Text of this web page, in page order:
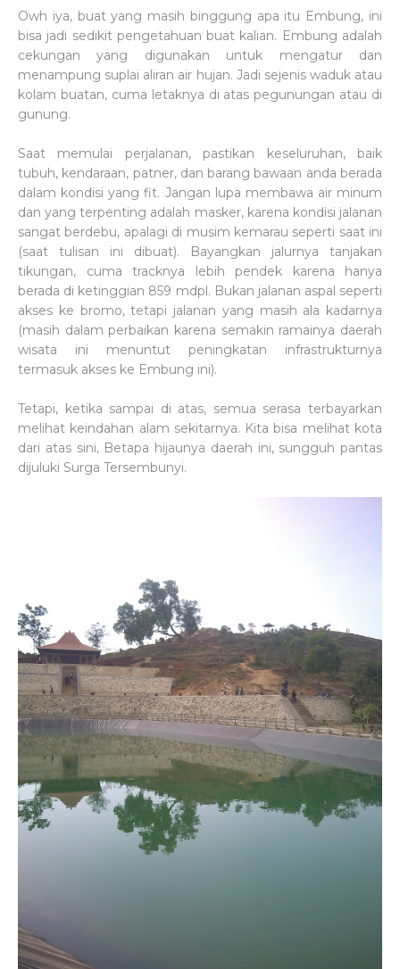
Owh iya, buat yang masih binggung apa itu Embung, ini
bisa jadi sedikit pengetahuan buat kalian. Embung adalah
cekungan yang digunakan untuk mengatur dan
menampung suplai aliran air hujan. Jadi sejenis waduk atau
kolam buatan, cuma letaknya di atas pegunungan atau di
gunung.
Saat memulai perjalanan, pastikan keseluruhan, baik
tubuh, kendaraan, patner, dan barang bawaan anda berada
dalam kondisi yang fit. Jangan lupa membawa air minum
dan yang terpenting adalah masker, karena kondisi jalanan
sangat berdebu, apalagi di musim kemarau seperti saat ini
(saat tulisan ini dibuat). Bayangkan jalurnya tanjakan
tikungan, cuma tracknya lebih pendek karena hanya
berada di ketinggian 859 mdpl. Bukan jalanan aspal seperti
akses ke bromo, tetapi jalanan yang masih ala kadarnya
(masih dalam perbaikan karena semakin ramainya daerah
wisata ini menuntut peningkatan infrastrukturnya
termasuk akses ke Embung ini).
Tetapi, ketika sampai di atas, semua serasa terbayarkan
melihat keindahan alam sekitarnya. Kita bisa melihat kota
dari atas sini, Betapa hijaunya daerah ini, sungguh pantas
dijuluki Surga Tersembunyi.